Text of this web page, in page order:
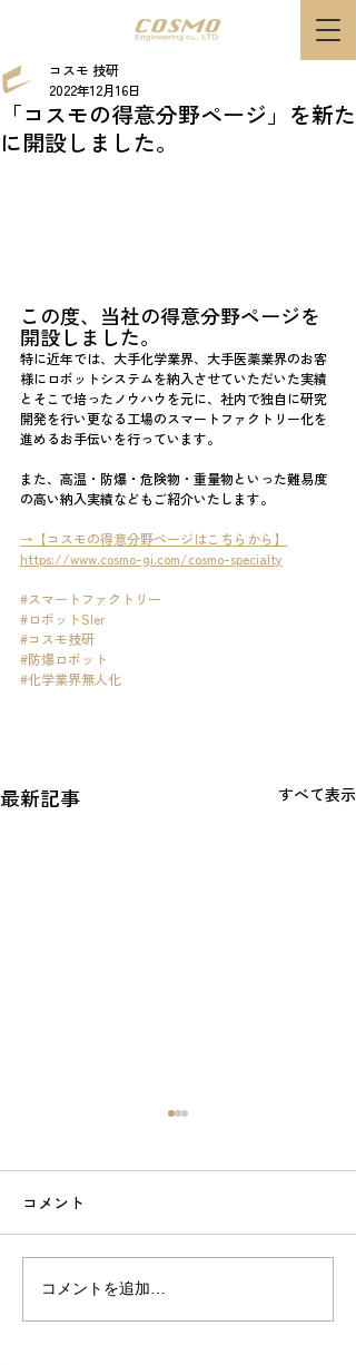
「コスモの得意分野ページ」を新た
に開設しました。
コスモ 技研
2022年12月16日
この度、当社の得意分野ページを
開設しました。
特に近年では、大手化学業界、大手医薬業界のお客
様にロボットシステムを納入させていただいた実績
とそこで培ったノウハウを元に、社内で独自に研究
開発を行い更なる工場のスマートファクトリー化を
進めるお手伝いを行っています。
また、高温・防爆・危険物・重量物といった難易度
の高い納入実績などもご紹介いたします。
→【コスモの得意分野ページはこちらから】
https://www.cosmo-gi.com/cosmo-specialty
#スマートファクトリー
#ロボットSIer
#コスモ技研
#防爆ロボット
#化学業界無人化
最新記事 すべて表示
東京商工リサーチ様推
奨、「ALEVEL優良企業ガ
コメント
コメントを追加…